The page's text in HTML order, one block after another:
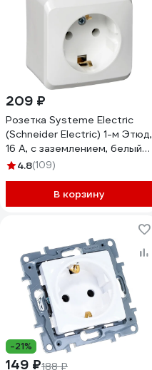
209 ₽
Розетка Systeme Electric
(Schneider Electric) 1-м Этюд,
16 А, с заземлением, белый
PA16-003B
4.8(109)
В корзину
-21%
149 ₽188 ₽